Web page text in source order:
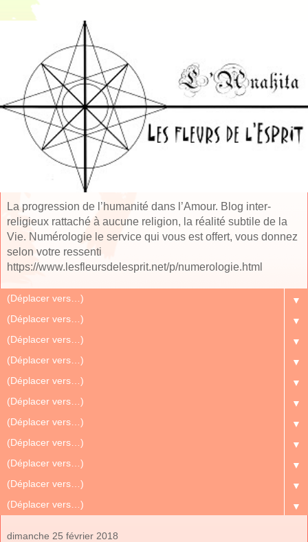
La progression de l’humanité dans l’Amour. Blog inter-
religieux rattaché à aucune religion, la réalité subtile de la
Vie. Numérologie le service qui vous est offert, vous donnez
selon votre ressenti
https://www.lesfleursdelesprit.net/p/numerologie.html
▼
▼
▼
▼
▼
▼
▼
▼
▼
▼
▼
dimanche 25 février 2018